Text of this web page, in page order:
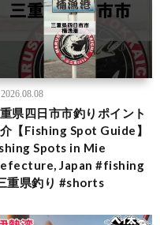
2026.08.08
県四日市市釣りポイント
【Fishing Spot Guide】
Spots in Mie
Japan #fishing
重県釣り #shorts